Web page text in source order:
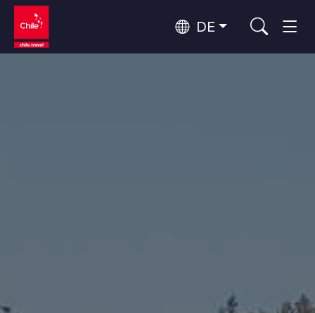
DE
Top 10 der beliebtesten